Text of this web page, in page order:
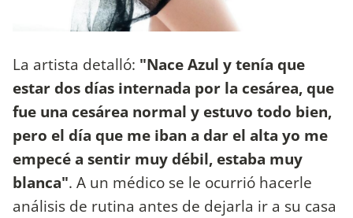
La artista detalló: "Nace Azul y tenía que
estar dos días internada por la cesárea, que
fue una cesárea normal y estuvo todo bien,
pero el día que me iban a dar el alta yo me
empecé a sentir muy débil, estaba muy
blanca". A un médico se le ocurrió hacerle
análisis de rutina antes de dejarla ir a su casa